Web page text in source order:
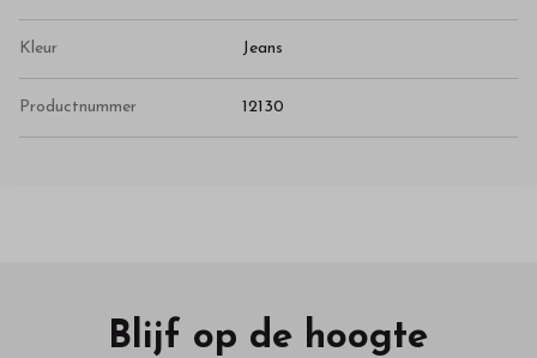
Kleur Jeans
Productnummer 12130
Blijf op de hoogte